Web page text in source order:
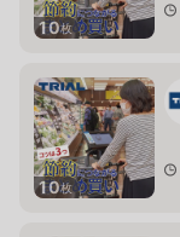
10枚
10枚